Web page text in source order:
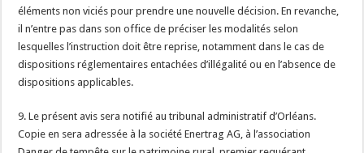
éléments non viciés pour prendre une nouvelle décision. En revanche,
il n’entre pas dans son office de préciser les modalités selon
lesquelles l’instruction doit être reprise, notamment dans le cas de
dispositions réglementaires entachées d’illégalité ou en l’absence de
dispositions applicables.
9. Le présent avis sera notifié au tribunal administratif d’Orléans.
Copie en sera adressée à la société Enertrag AG, à l’association